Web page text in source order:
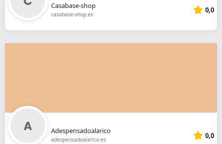
Casabase-shop
casabase-shop.es 0,0
Adespensadoalarico
adespensadoalarico.es 0,0